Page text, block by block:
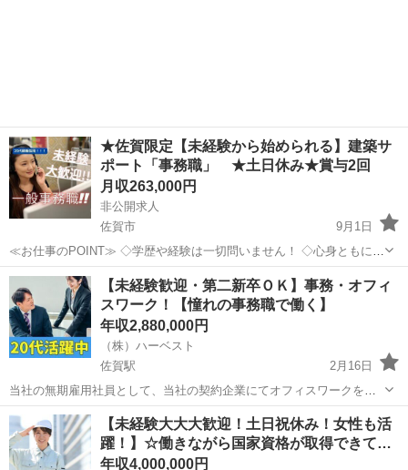
★佐賀限定【未経験から始められる】建築サ
ポート「事務職」 ★土日休み★賞与2回
月収263,000円
非公開求人
佐賀市
9月1日
≪お仕事のPOINT≫ ◇学歴や経験は一切問いません！ ◇心身ともに健
康に働けます！ ◇事務、業界未経験の方も大歓迎！ ◇パート・アルバ
イト、社会人デビューの方、接客採用中！ ◇年間休日120日...
佐賀 佐賀市 事務 未経験
【未経験歓迎・第二新卒ＯＫ】事務・オフィ
スワーク！【憧れの事務職で働く】
年収2,880,000円
（株）ハーベスト
佐賀駅
2月16日
当社の無期雇用社員として、当社の契約企業にてオフィスワークを担
当いただきます！ 具体的には、 ・データ入力 ・資料作成、書類整理
・伝票処理・整理、経理サポート ・受発注業務のサポート ・事務処理
サポート ...
佐賀 佐賀市 佐賀駅 一般事務 業務
【未経験大大大歓迎！土日祝休み！女性も活
躍！】☆働きながら国家資格が取得できて…
年収4,000,000円